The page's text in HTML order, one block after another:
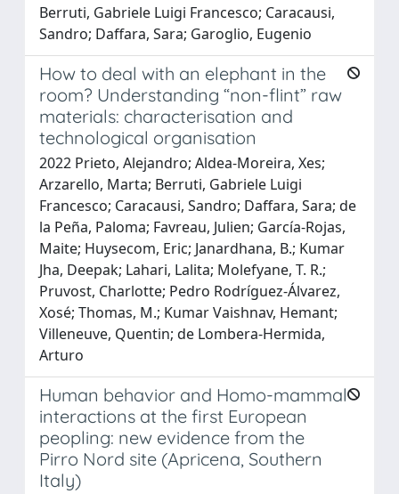
Berruti, Gabriele Luigi Francesco; Caracausi,
Sandro; Daffara, Sara; Garoglio, Eugenio
How to deal with an elephant in the
room? Understanding “non-flint” raw
materials: characterisation and
technological organisation
2022 Prieto, Alejandro; Aldea-Moreira, Xes;
Arzarello, Marta; Berruti, Gabriele Luigi
Francesco; Caracausi, Sandro; Daffara, Sara; de
la Peña, Paloma; Favreau, Julien; García-Rojas,
Maite; Huysecom, Eric; Janardhana, B.; Kumar
Jha, Deepak; Lahari, Lalita; Molefyane, T. R.;
Pruvost, Charlotte; Pedro Rodríguez-Álvarez,
Xosé; Thomas, M.; Kumar Vaishnav, Hemant;
Villeneuve, Quentin; de Lombera-Hermida,
Arturo
Human behavior and Homo-mammal
interactions at the first European
peopling: new evidence from the
Pirro Nord site (Apricena, Southern
Italy)